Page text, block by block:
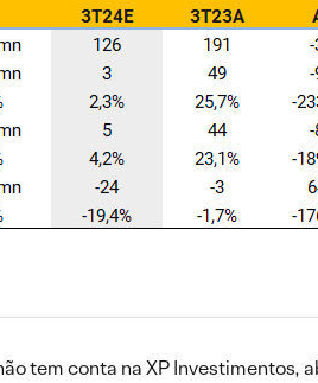
tem conta na XP Investimentos,